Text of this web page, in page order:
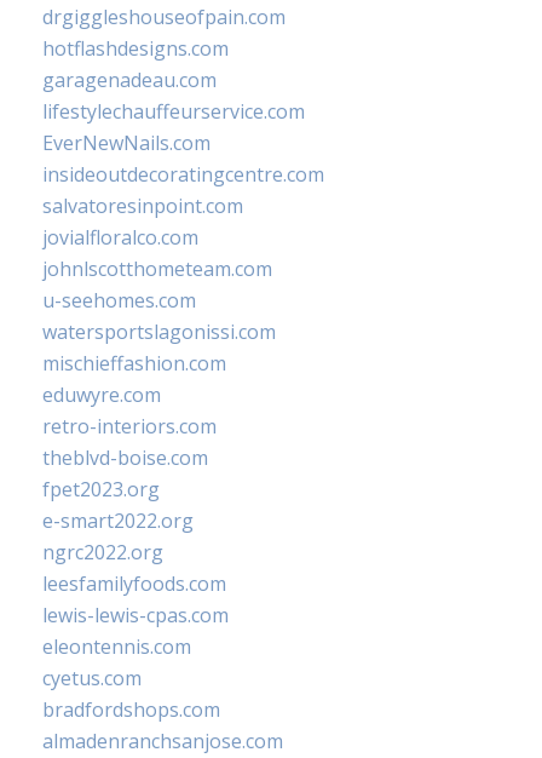
drgiggleshouseofpain.com
hotflashdesigns.com
garagenadeau.com
lifestylechauffeurservice.com
EverNewNails.com
insideoutdecoratingcentre.com
salvatoresinpoint.com
jovialfloralco.com
johnlscotthometeam.com
u-seehomes.com
watersportslagonissi.com
mischieffashion.com
eduwyre.com
retro-interiors.com
theblvd-boise.com
fpet2023.org
e-smart2022.org
ngrc2022.org
leesfamilyfoods.com
lewis-lewis-cpas.com
eleontennis.com
cyetus.com
bradfordshops.com
almadenranchsanjose.com